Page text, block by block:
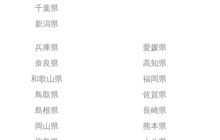
千葉県
新潟県
兵庫県
奈良県
和歌山県
鳥取県
島根県
岡山県
愛媛県
高知県
福岡県
佐賀県
長崎県
熊本県